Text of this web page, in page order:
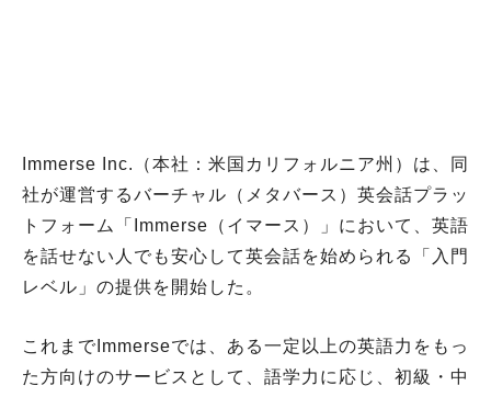
Immerse Inc.（本社：米国カリフォルニア州）は、同
社が運営するバーチャル（メタバース）英会話プラッ
トフォーム「Immerse（イマース）」において、英語
を話せない人でも安心して英会話を始められる「入門
レベル」の提供を開始した。
これまでImmerseでは、ある一定以上の英語力をもっ
た方向けのサービスとして、語学力に応じ、初級・中